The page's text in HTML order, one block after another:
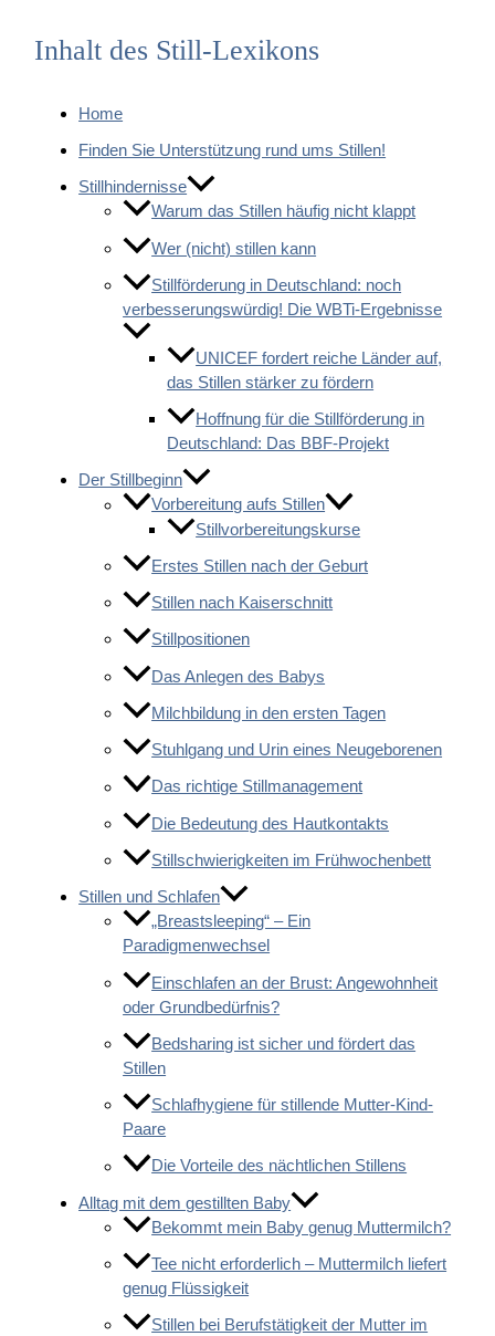
Inhalt des Still-Lexikons
Home
Finden Sie Unterstützung rund ums Stillen!
Stillhindernisse
Warum das Stillen häufig nicht klappt
Wer (nicht) stillen kann
Stillförderung in Deutschland: noch
verbesserungswürdig! Die WBTi-Ergebnisse
UNICEF fordert reiche Länder auf,
das Stillen stärker zu fördern
Hoffnung für die Stillförderung in
Deutschland: Das BBF-Projekt
Der Stillbeginn
Vorbereitung aufs Stillen
Stillvorbereitungskurse
Erstes Stillen nach der Geburt
Stillen nach Kaiserschnitt
Stillpositionen
Das Anlegen des Babys
Milchbildung in den ersten Tagen
Stuhlgang und Urin eines Neugeborenen
Das richtige Stillmanagement
Die Bedeutung des Hautkontakts
Stillschwierigkeiten im Frühwochenbett
Stillen und Schlafen
„Breastsleeping“ – Ein
Paradigmenwechsel
Einschlafen an der Brust: Angewohnheit
oder Grundbedürfnis?
Bedsharing ist sicher und fördert das
Stillen
Schlafhygiene für stillende Mutter-Kind-
Paare
Die Vorteile des nächtlichen Stillens
Alltag mit dem gestillten Baby
Bekommt mein Baby genug Muttermilch?
Tee nicht erforderlich – Muttermilch liefert
genug Flüssigkeit
Stillen bei Berufstätigkeit der Mutter im